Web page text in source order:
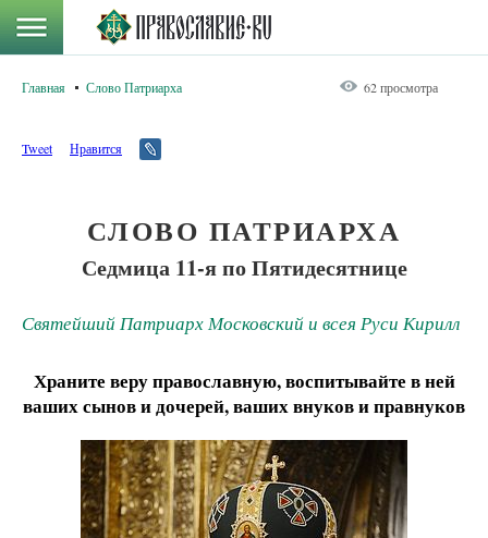
Главная Слово Патриарха 62 просмотра
Tweet Нравится
СЛОВО ПАТРИАРХА
Седмица 11-я по Пятидесятнице
Святейший Патриарх Московский и всея Руси Кирилл
Храните веру православную, воспитывайте в ней
ваших сынов и дочерей, ваших внуков и правнуков